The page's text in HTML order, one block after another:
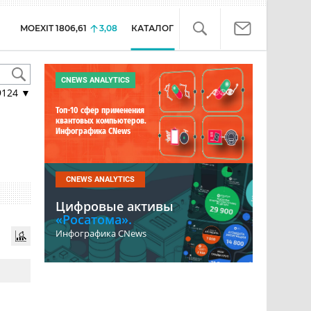
MOEXIT 1806,61 3,08 КАТАЛОГ
▼
CNEWS ANALYTICS
Топ-10 сфер применения
квантовых компьютеров.
Инфографика CNews
CNEWS ANALYTICS
Цифровые активы
«Росатома».
Инфографика CNews